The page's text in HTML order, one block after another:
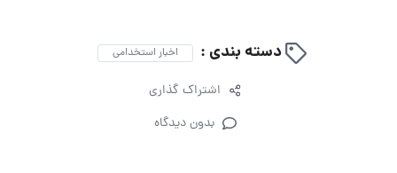
دسته بندی : اخبار استخدامی
اشتراک گذاری
بدون دیدگاه